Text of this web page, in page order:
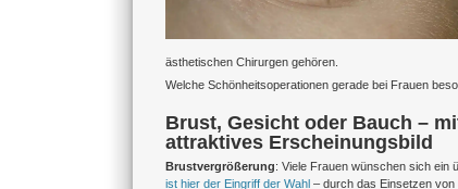
ästhetischen Chirurgen gehören.
Welche Schönheitsoperationen gerade bei Frauen
Brust, Gesicht oder Bauch –
attraktives Erscheinungsbild
Brustvergrößerung: Viele Frauen wünschen sich ein
ist hier der Eingriff der Wahl – durch das Einsetzen von